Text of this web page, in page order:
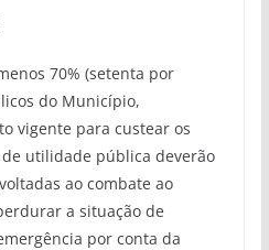
70% (setenta por
do Município,
vigente para custear os
utilidade pública deverão
ao combate ao
a situação de
por conta da